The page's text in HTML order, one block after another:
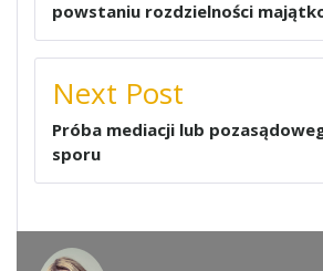
powstaniu rozdzielności
Next Post
Próba mediacji lub
sporu